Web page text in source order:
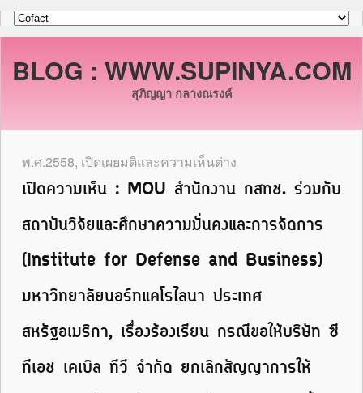
BLOG : WWW.SUPINYA.COM
สุภิญญา กลางณรงค์
พ.ศ.2558, เปิดเผยมติและความเห็นต่าง
เปิดความเห็น : MOU สำนักงาน กสทช. ร่วมกับ
สถาบันวิจัยและศึกษาความมั่นคงและการจัดการ
(Institute for Defense and Business)
มหาวิทยาลัยนอร์ทแคโรไลนา ประเทศ
สหรัฐอเมริกา, เรื่องร้องเรียน กรณีขอให้บริษัท ซี
ทีเอช เคเบิล ทีวี จำกัด ยกเลิกสัญญาการให้